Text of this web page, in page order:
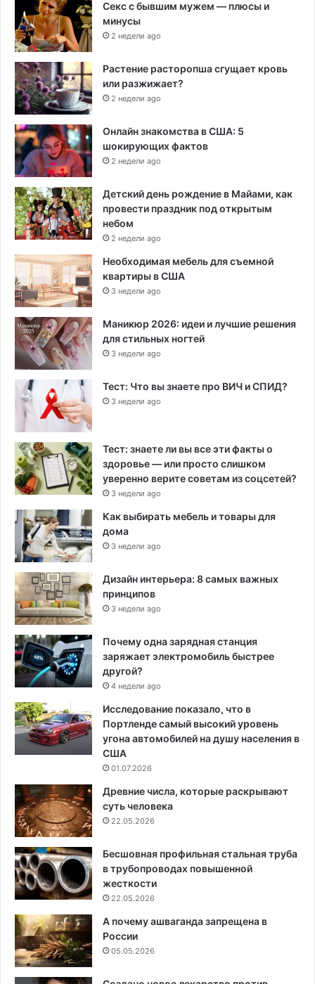
Секс с бывшим мужем — плюсы и
минусы
2 недели ago
Растение расторопша сгущает кровь
или разжижает?
2 недели ago
Онлайн знакомства в США: 5
шокирующих фактов
2 недели ago
Детский день рождение в Майами, как
провести праздник под открытым
небом
2 недели ago
Необходимая мебель для съемной
квартиры в США
3 недели ago
Маникюр 2026: идеи и лучшие решения
для стильных ногтей
3 недели ago
Тест: Что вы знаете про ВИЧ и СПИД?
3 недели ago
Тест: знаете ли вы все эти факты о
здоровье — или просто слишком
уверенно верите советам из соцсетей?
3 недели ago
Как выбирать мебель и товары для
дома
3 недели ago
Дизайн интерьера: 8 самых важных
принципов
3 недели ago
Почему одна зарядная станция
заряжает электромобиль быстрее
другой?
4 недели ago
Исследование показало, что в
Портленде самый высокий уровень
угона автомобилей на душу населения в
США
01.07.2026
Древние числа, которые раскрывают
суть человека
22.05.2026
Бесшовная профильная стальная труба
в трубопроводах повышенной
жесткости
22.05.2026
А почему ашваганда запрещена в
России
05.05.2026